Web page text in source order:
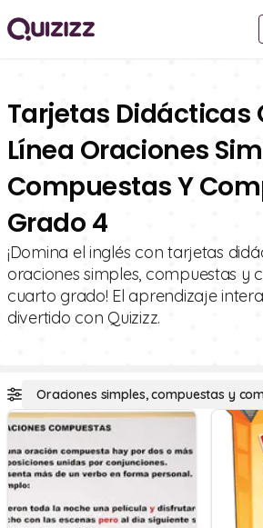
Tarjetas Didácticas
Línea Oraciones
Compuestas Y
Grado 4
¡Domina el inglés con tarjetas
oraciones simples, compuestas y
cuarto grado! El aprendizaje
divertido con Quizizz.
Oraciones simples, compuestas y